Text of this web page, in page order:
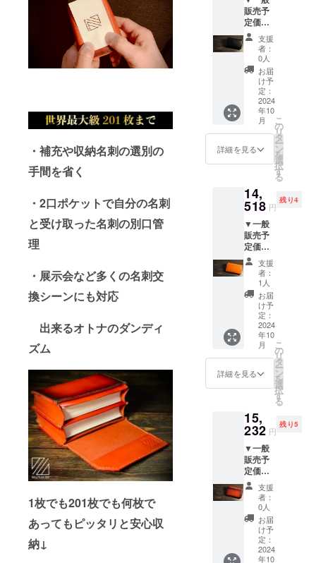
・補充や収納名刺の選別の
手間を省く
・2口ポケットで自分の名刺
と受け取った名刺の別口管
理
・展示会など多くの名刺交
換シーンにも対応
出来るオトナのダンディ
ズム
1枚でも201枚でも何枚で
あってもピッタリと安心収
納↓
ラウ
ン） <
商品情
報> 〇
サイズ/
重量：
W 106
㎜ × D
66㎜ ×
H 12.5
㎜(最
小)、H
53.0㎜
材：ベ
ジタブ
ルタン
ニンア
ルゼン
チンレ
ザー 〇
取扱説
明書：
あり
（日本
語） 〇
保証：
あり（3
か月）
〇 使用
方法、
表層に
加工の
料仕上
げの革
になり
ます ・
素材の
塗料の
為、色
落ちが
ある場
合もあ
販売予
定価格
23,800
円（税
込・送
料込）
→39%
OFF
14,518
円（税
込・送
料込）
【セッ
ト内
容】
k201 ×
1個
（カー
ムブ
ラッ
ク） <
商品情
報> 〇
サイズ/
重量：
W 106
㎜ × D
66㎜ ×
H 12.5
㎜(最
小)、H
53.0㎜
材：ベ
ジタブ
ルタン
ニンア
ルゼン
チンレ
ザー 〇
取扱説
明書：
あり
（日本
語） 〇
保証：
支援
者：
0人
お届
け予
定：
2024
年10
月
詳細を見る
こ
の
リ
タ
ー
ン
を
選
択
す
る
14,
518 円
残り4
▼一般
販売予
定価格
23,800
円（税
込・送
料込）
→39%
OFF
14,518
円（税
込・送
料込）
【セッ
ト内
容】
k201 ×
1個（ル
ミナス
オレン
ジ） <
商品情
報> 〇
サイズ/
重量：
W 106
㎜ × D
66㎜ ×
H 12.5
支援
者：
1人
お届
け予
定：
2024
年10
月
詳細を見る
こ
の
リ
タ
ー
ン
を
選
択
す
る
15,
232 円
残り5
▼一般
販売予
定価格
23,800
円（税
込・送
料込）
→36%
OFF
15,232
支援
者：
0人
お届
け予
定：
2024
年10